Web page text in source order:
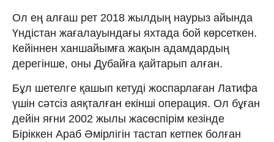
Ол ең алғаш рет 2018 жылдың наурыз айында
Үндістан жағалауындағы яхтада бой көрсеткен.
Кейіннен ханшайымға жақын адамдардың
дерегінше, оны Дубайға қайтарып алған.
Бұл шетелге қашып кетуді жоспарлаған Латифа
үшін сәтсіз аяқталған екінші операция. Ол бұған
дейін яғни 2002 жылы жасөспірім кезінде
Біріккен Араб Әмірлігін тастап кетпек болған